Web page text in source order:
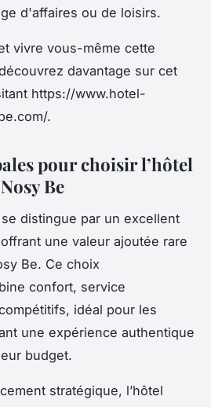
d'affaires ou de loisirs.
vivre vous-même cette
davantage sur cet
https://www.hotel-
.
pour choisir l’hôtel
Be
se distingue par un excellent
une valeur ajoutée rare
Be. Ce choix
confort, service
idéal pour les
une expérience authentique
budget.
stratégique, l’hôtel